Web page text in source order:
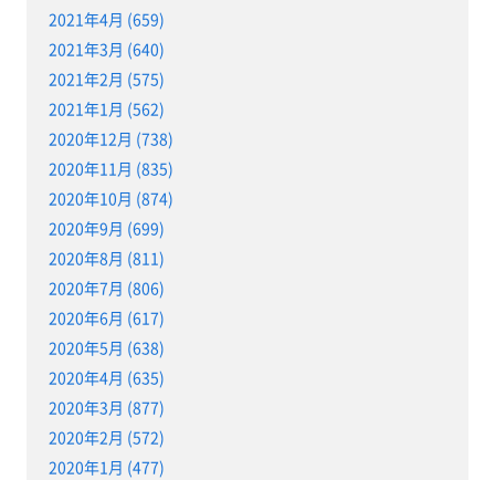
2021年4月 (659)
2021年3月 (640)
2021年2月 (575)
2021年1月 (562)
2020年12月 (738)
2020年11月 (835)
2020年10月 (874)
2020年9月 (699)
2020年8月 (811)
2020年7月 (806)
2020年6月 (617)
2020年5月 (638)
2020年4月 (635)
2020年3月 (877)
2020年2月 (572)
2020年1月 (477)